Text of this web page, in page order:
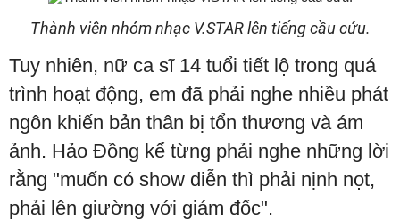
Thành viên nhóm nhạc V.STAR lên tiếng cầu cứu.
Tuy nhiên, nữ ca sĩ 14 tuổi tiết lộ trong quá
trình hoạt động, em đã phải nghe nhiều phát
ngôn khiến bản thân bị tổn thương và ám
ảnh. Hảo Đồng kể từng phải nghe những lời
rằng "muốn có show diễn thì phải nịnh nọt,
phải lên giường với giám đốc".